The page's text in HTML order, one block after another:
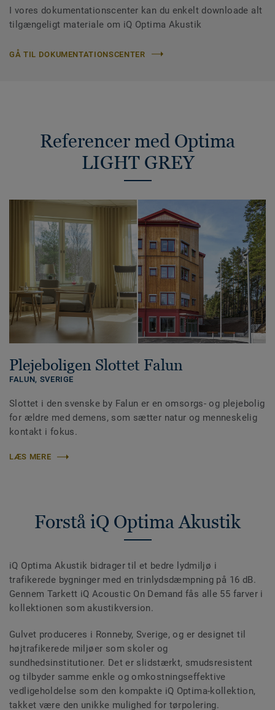
I vores dokumentationscenter kan du enkelt downloade alt
tilgængeligt materiale om iQ Optima Akustik
GÅ TIL DOKUMENTATIONSCENTER
Referencer med Optima
LIGHT GREY
Plejeboligen Slottet Falun
FALUN, SVERIGE
Slottet i den svenske by Falun er en omsorgs- og plejebolig
for ældre med demens, som sætter natur og menneskelig
kontakt i fokus.
LÆS MERE
Forstå iQ Optima Akustik
iQ Optima Akustik bidrager til et bedre lydmiljø i
trafikerede bygninger med en trinlydsdæmpning på 16 dB.
Gennem Tarkett iQ Acoustic On Demand fås alle 55 farver i
kollektionen som akustikversion.
Gulvet produceres i Ronneby, Sverige, og er designet til
højtrafikerede miljøer som skoler og
sundhedsinstitutioner. Det er slidstærkt, smudsresistent
og tilbyder samme enkle og omkostningseffektive
vedligeholdelse som den kompakte iQ Optima-kollektion,
takket være den unikke mulighed for tørpolering.